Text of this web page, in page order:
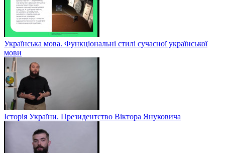
Українська мова. Функціональні стилі сучасної української
мови
Історія України. Президентство Віктора Януковича